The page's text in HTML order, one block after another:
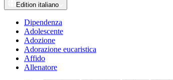
Edition italiano
Dipendenza
Adolescente
Adozione
Adorazione eucaristica
Affido
Allenatore